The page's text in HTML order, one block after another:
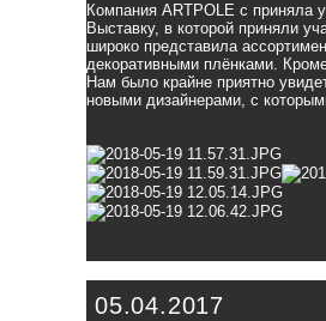
Компания ARTPOLE c приняла
Выставку, в которой приняли
широко представила
декоративными плёнками.
Нам было крайне приятно
новыми дизайнерами, с
05.04.2017